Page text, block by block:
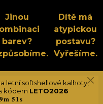
Jinou
barev?
Dítě má
atypickou
postavu?
Vyřešíme.
letní softshellové kalhoty,
kódem LETO2026
50s